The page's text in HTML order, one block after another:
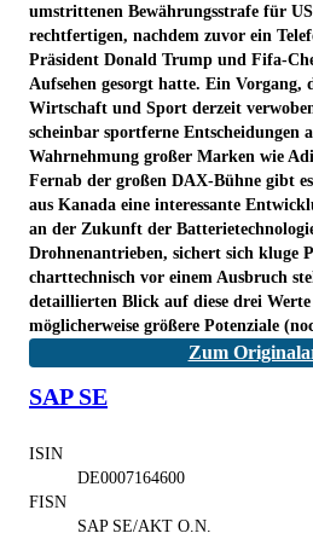
umstrittenen Bewährungsstrafe für
rechtfertigen, nachdem zuvor ein
Präsident Donald Trump und Fifa-
Aufsehen gesorgt hatte. Ein Vorgang,
Wirtschaft und Sport derzeit
scheinbar sportferne Entscheidungen
Wahrnehmung großer Marken wie
Fernab der großen DAX-Bühne gibt
aus Kanada eine interessante
an der Zukunft der
Drohnenantrieben, sichert sich kluge
charttechnisch vor einem Ausbruch
detaillierten Blick auf diese drei
möglicherweise größere Potenziale
Zum
SAP SE
ISIN
DE0007164600
FISN
SAP SE/AKT O.N.